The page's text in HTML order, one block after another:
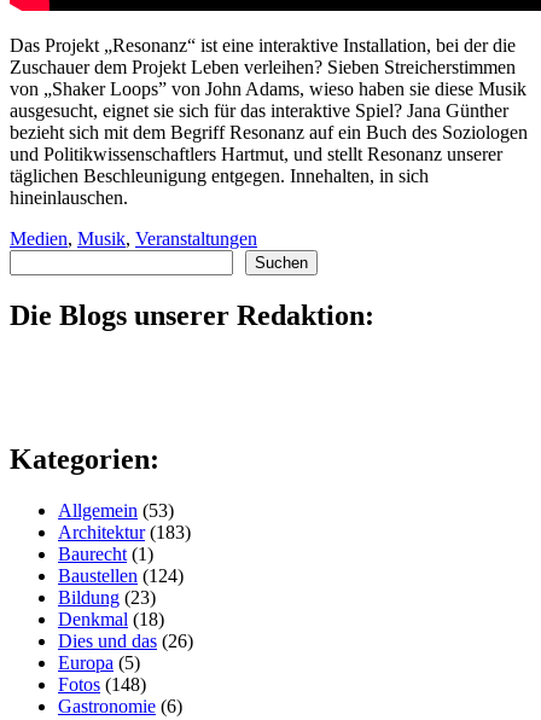
Das Projekt „Resonanz“ ist eine interaktive Installation, bei der die
Zuschauer dem Projekt Leben verleihen? Sieben Streicherstimmen
von „Shaker Loops” von John Adams, wieso haben sie diese Musik
ausgesucht, eignet sie sich für das interaktive Spiel? Jana Günther
bezieht sich mit dem Begriff Resonanz auf ein Buch des Soziologen
und Politikwissenschaftlers Hartmut, und stellt Resonanz unserer
täglichen Beschleunigung entgegen. Innehalten, in sich
hineinlauschen.
Medien, Musik, Veranstaltungen
Suchen
Die Blogs unserer Redaktion:
Kategorien:
Allgemein (53)
Architektur(183)
Baurecht (1)
Baustellen (124)
Bildung (23)
Denkmal (18)
Dies und das (26)
Europa (5)
Fotos (148)
Gastronomie (6)